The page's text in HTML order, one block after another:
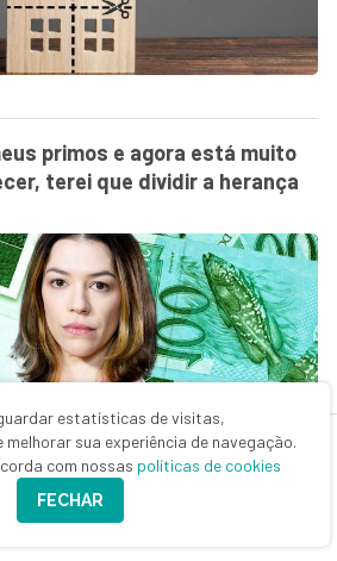
primos e agora está muito
terei que dividir a herança
à indenização do seguro:
estatísticas de visitas,
melhorar sua experiência de navegação.
com nossas políticas de cookies
FECHAR